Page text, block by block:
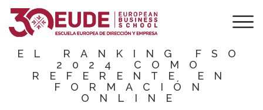
EUDE BUSINESS
SCHOOL SE
EL RANKING FSO
2024 COMO
REFERENTE EN
FORMACIÓN
ONLINE